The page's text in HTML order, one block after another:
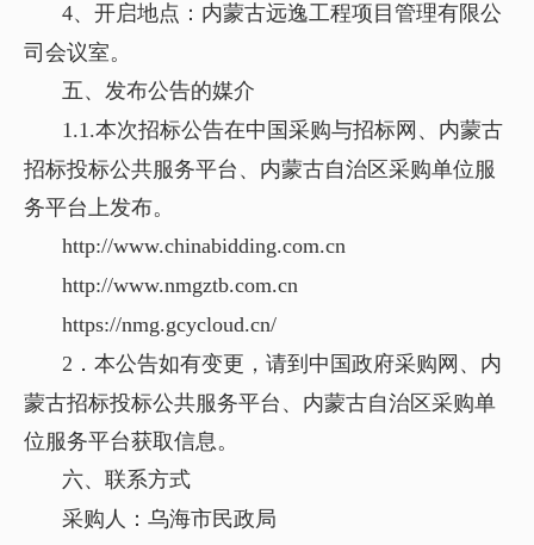
4、开启地点：内蒙古远逸工程项目管理有限公
司会议室。
五、发布公告的媒介
1.1.本次招标公告在中国采购与招标网、内蒙古
招标投标公共服务平台、内蒙古自治区采购单位服
务平台上发布。
http://www.chinabidding.com.cn
http://www.nmgztb.com.cn
https://nmg.gcycloud.cn/
2．本公告如有变更，请到中国政府采购网、内
蒙古招标投标公共服务平台、内蒙古自治区采购单
位服务平台获取信息。
六、联系方式
采购人：乌海市民政局